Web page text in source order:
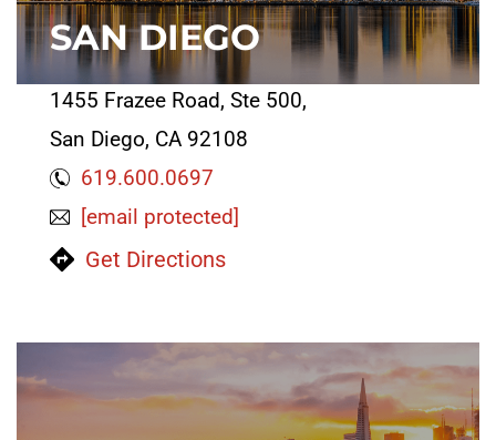
SAN DIEGO
1455 Frazee Road, Ste 500,
San Diego, CA 92108
619.600.0697
[email protected]
Get Directions